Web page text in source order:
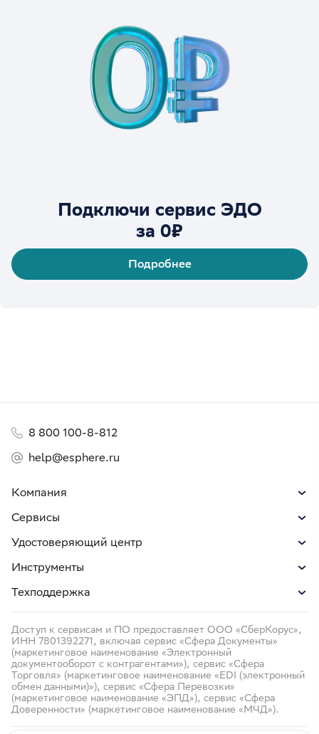
Подключи сервис ЭДО
за 0₽
Подробнее
Компания
Сервисы
Удостоверяющий центр
Инструменты
Техподдержка
8 800 100-8-812
help@esphere.ru
Доступ к сервисам и ПО предоставляет ООО «СберКорус»,
ИНН 7801392271, включая сервис «Сфера Документы»
(маркетинговое наименование «Электронный
документооборот с контрагентами»), сервис «Сфера
Торговля» (маркетинговое наименование «EDI (электронный
обмен данными)»), сервис «Сфера Перевозки»
(маркетинговое наименование «ЭПД»), сервис «Сфера
Доверенности» (маркетинговое наименование «МЧД»).